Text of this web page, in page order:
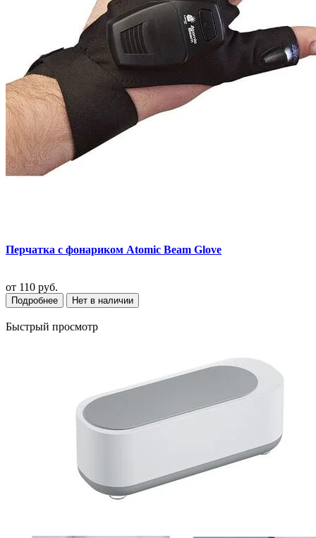
Перчатка с фонариком Atomic Beam Glove
от 110 руб.
Подробнее Нет в наличии
Быстрый просмотр